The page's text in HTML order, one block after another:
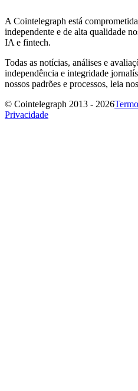
A Cointelegraph está
independente e de alta qualidade
IA e fintech.
Todas as notícias, análises e
independência e integridade
nossos padrões e processos, leia
© Cointelegraph 2013 - 2026
Privacidade